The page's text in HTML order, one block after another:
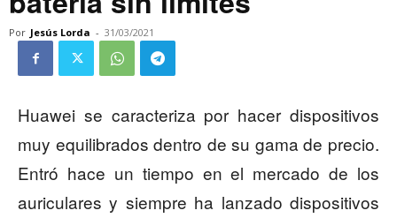
Por Jesús Lorda - 31/03/2021
Huawei se caracteriza por hacer dispositivos
muy equilibrados dentro de su gama de precio.
Entró hace un tiempo en el mercado de los
auriculares y siempre ha lanzado dispositivos